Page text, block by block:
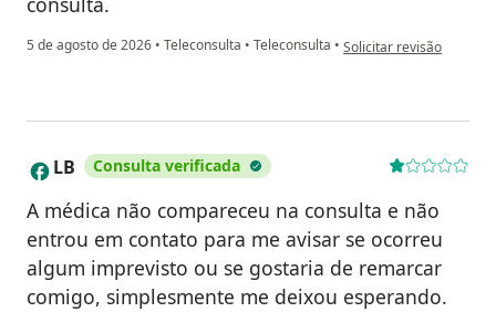
5 de agosto de 2026 • Teleconsulta • Teleconsulta • na opinião do utilizador
Solicitar revisão
L LB Consulta verificada
A médica não compareceu na consulta e não
entrou em contato para me avisar se ocorreu
algum imprevisto ou se gostaria de remarcar
comigo, simplesmente me deixou esperando.